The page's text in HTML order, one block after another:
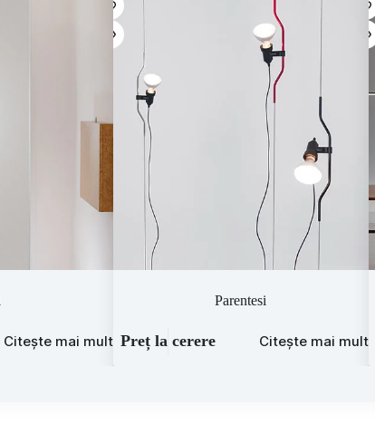
Citește mai mult
Parentesi
Preț la cerere Citește mai mult